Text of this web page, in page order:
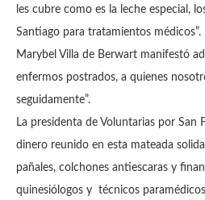
les cubre como es la leche especial,
Santiago para tratamientos médicos”.
Marybel Villa de Berwart manifestó
enfermos postrados, a quienes
seguidamente”.
La presidenta de Voluntarias por San
dinero reunido en esta mateada
pañales, colchones antiescaras y
quinesiólogos y técnicos